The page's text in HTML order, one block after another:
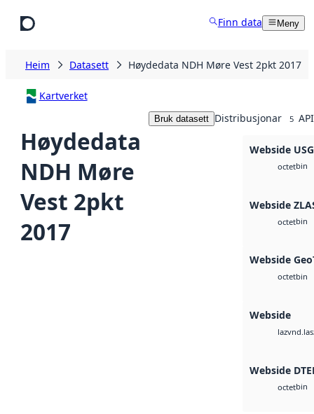
Finn data Meny
Heim Datasett Høydedata NDH Møre Vest 2pkt 2017
Kartverket
Høydedata
NDH Møre
Vest 2pkt
2017
Bruk datasett Distribusjonar 5
Webside
octetbin
Webside
octetbin
Webside
octetbin
Webside
laz
Webside
octetbin